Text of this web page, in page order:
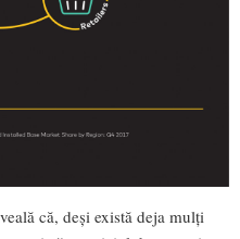
că, deși există deja mulți